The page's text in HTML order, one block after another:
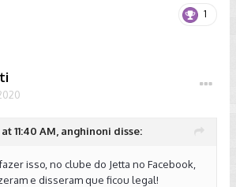
1
11:40 AM, anghinoni disse:
isso, no clube do Jetta no Facebook,
e disseram que ficou legal!